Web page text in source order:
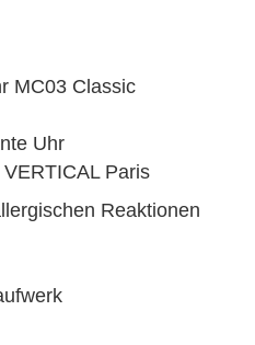
MC03 Classic
Uhr
Paris
Reaktionen